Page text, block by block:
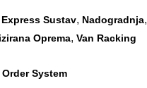
Express Sustav, Nadogradnja,
Oprema, Van Racking
Order System